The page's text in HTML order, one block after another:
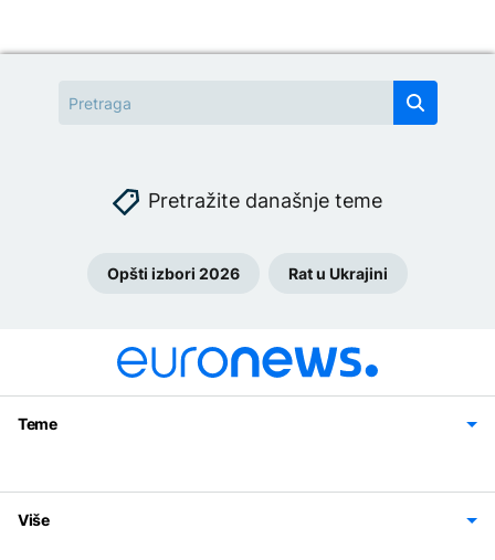
Pretražite današnje teme
Opšti izbori 2026 Rat u Ukrajini
Teme
Svijet
Sport
Magazin
Više